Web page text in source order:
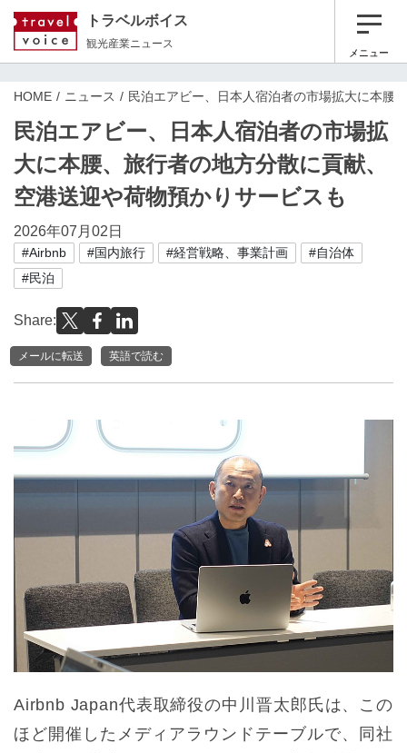
トラベルボイス
観光産業ニュース
メニュー
HOME ニュース 民泊エアビー、日本人宿泊者の市場拡大に本腰
民泊エアビー、日本人宿泊者の市場拡
大に本腰、旅行者の地方分散に貢献、
空港送迎や荷物預かりサービスも
2026年07月02日
#Airbnb #国内旅行 #経営戦略、事業計画
#自治体
#民泊
Share:
メールに転送 英語で読む
Airbnb Japan代表取締役の中川晋太郎氏は、この
ほど開催したメディアラウンドテーブルで、同社